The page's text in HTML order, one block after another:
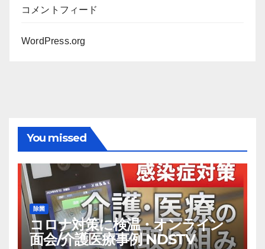
コメントフィード
WordPress.org
You missed
除菌
コロナ対策に検温・オンライン
面会/介護医療事例 NDSTV